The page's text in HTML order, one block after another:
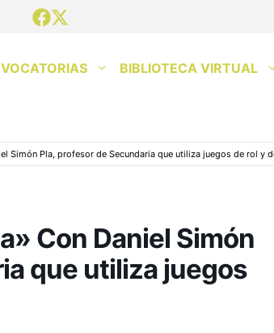
BIBLIOTECA VIRTUAL
Simón Pla, profesor de Secundaria que utiliza juegos de rol y
Con Daniel Simón
que utiliza juegos